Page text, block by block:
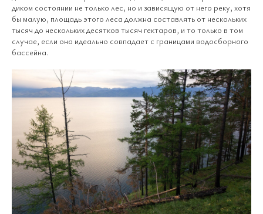
диком состоянии не только лес, но и зависящую от него реку, хотя
бы малую, площадь этого леса должна составлять от нескольких
тысяч до нескольких десятков тысяч гектаров, и то только в том
случае, если она идеально совпадает с границами водосборного
бассейна.